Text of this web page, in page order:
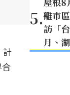
計
5.離市
訪「
月、